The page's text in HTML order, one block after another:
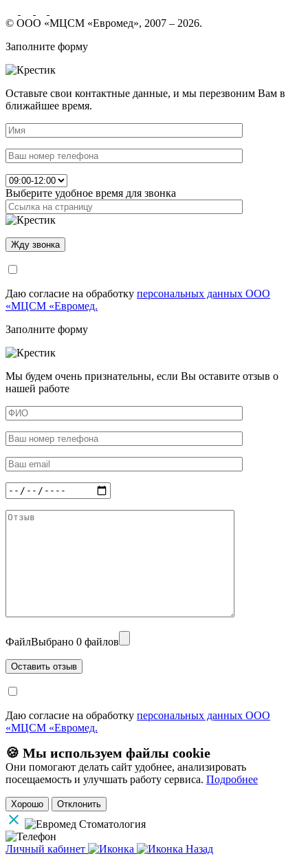
© ООО «МЦСМ «Евромед», 2007 – 2026.
Заполните форму
Оставьте свои контактные данные, и мы перезвоним Вам в
ближайшее время.
Выберите удобное время для звонка
Даю согласие на обработку персональных данных ООО
«МЦСМ «Евромед.
Заполните форму
Мы будем очень признательны, если Вы оставите отзыв о
нашей работе
ФайлВыбрано 0 файлов
Даю согласие на обработку персональных данных ООО
«МЦСМ «Евромед.
🍪 Мы используем файлы cookie
Они помогают делать сайт удобнее, анализировать
посещаемость и улучшать работу сервиса. Подробнее
Хорошо Отклонить
Личный кабинет
Назад